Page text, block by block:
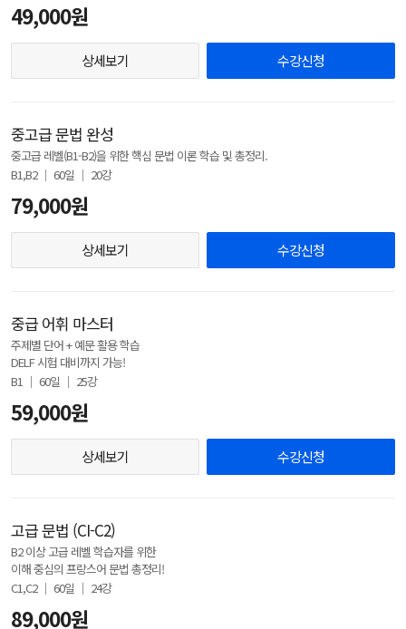
49,000원
상세보기 수강신청
중고급 문법 완성
중고급 레벨(B1-B2)을 위한 핵심 문법 이론 학습 및 총정리.
B1,B2 │ 60일 │ 20강
79,000원
상세보기 수강신청
중급 어휘 마스터
주제별 단어 + 예문 활용 학습
DELF 시험 대비까지 가능!
B1 │ 60일 │ 25강
59,000원
상세보기 수강신청
고급 문법 (CI-C2)
B2 이상 고급 레벨 학습자를 위한
이해 중심의 프랑스어 문법 총정리!
C1,C2 │ 60일 │ 24강
89,000원